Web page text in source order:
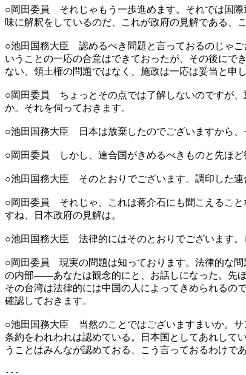
○岡田委員 それじゃもう一歩進めます。それでは国際
味に解釈をしているのだ、これが政府の見解である、
○池田国務大臣 認めるべき問題と言っておるのじゃご
いうことの一応の合意はできておったが、その後に
ない、領土権の問題ではなく、施政は一応は妥当と申
○岡田委員 ちょっとその点では了解しないのですが、
か。それを伺っておきます。
○池田国務大臣 日本は放棄したのでございますから、
○岡田委員 しかし、連合国がきめるべきものと先ほど
○池田国務大臣 そのとおりでございます。調印した連
○岡田委員 それじゃ、これは蒋介石にも聞こえること
すね、日本政府の見解は。
○池田国務大臣 法律的にはそのとおりでございます。
○岡田委員 現実の問題は知っております。法律的な問
の内部――あなたは観念的にと、お話しになった。先
その台湾は法律的には中国の人によってきめられるの
確認しておきます。
○池田国務大臣 当然のことではございますまいか。サ
条約をわれわれは認めている。日本国としてあれして
うことはみんなが認めておる、こう言っておるわけであ
･･･